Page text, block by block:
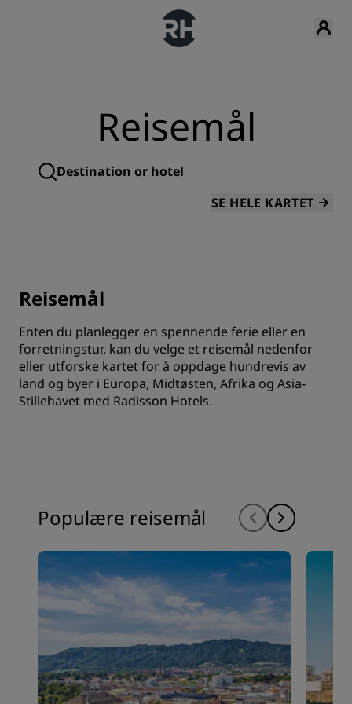
Reisemål
SE HELE KARTET
Reisemål
Enten du planlegger en spennende ferie eller en
forretningstur, kan du velge et reisemål nedenfor
eller utforske kartet for å oppdage hundrevis av
land og byer i Europa, Midtøsten, Afrika og Asia-
Stillehavet med Radisson Hotels.
Populære reisemål